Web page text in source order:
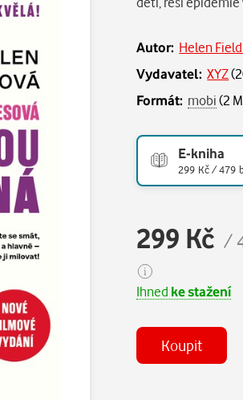
Autor: Helen
Vydavatel: XYZ(
Formát: mobi(2
E-kniha
299 Kč / 479
299 Kč /
Ihned ke stažení
Koupit